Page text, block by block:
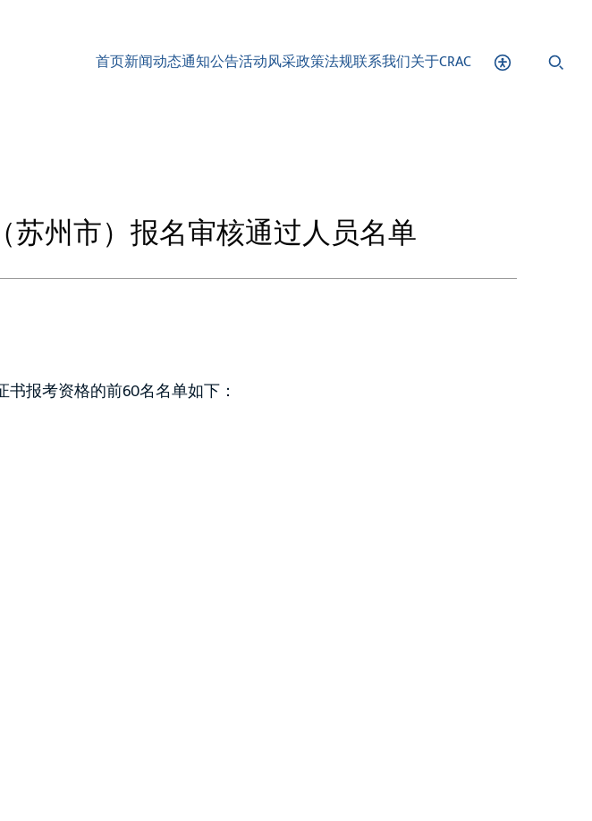
首页新闻动态通知公告活动风采政策法规联系我们关于CRAC
苏州市）报名审核通过人员名单
报考资格的前60名名单如下：